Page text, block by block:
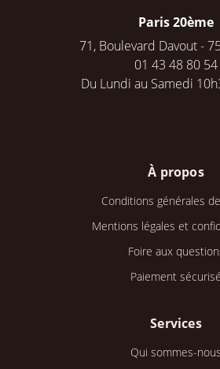
Paris 20ème
71, Boulevard Davout -
01 43 48 80 54
Du Lundi au Samedi
À propos
Conditions générales
Mentions légales et
Foire aux
Paiement sécurisé
Services
Qui sommes-nous